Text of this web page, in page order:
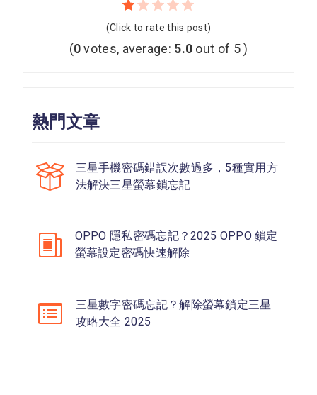
(Click to rate this post)
(0votes, average: 5.0 out of 5 )
熱門文章
三星手機密碼錯誤次數過多，5種實用方
法解決三星螢幕鎖忘記
OPPO 隱私密碼忘記？2025 OPPO 鎖定
螢幕設定密碼快速解除
三星數字密碼忘記？解除螢幕鎖定三星
攻略大全 2025